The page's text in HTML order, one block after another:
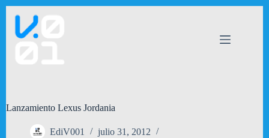
contenido
Lanzamiento Lexus Jordania
EdiV001
julio 31, 2012